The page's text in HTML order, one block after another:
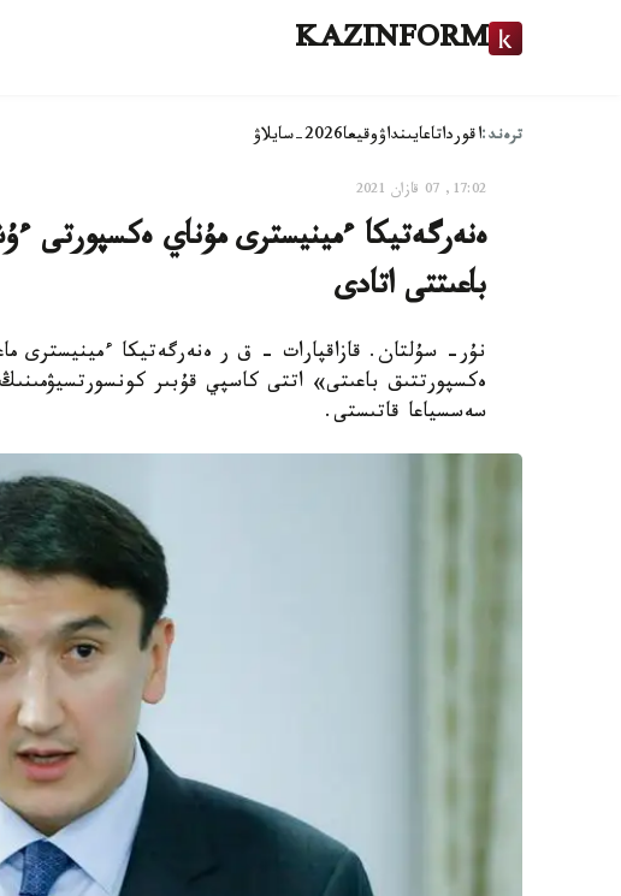
KAZINFORM
ترەند:اقورداتاعايىنداۋوقيعا2026-سايلاۋ
17:02, 07 قازان 2021
ەنەرگەتيكا ءمينيسترى مۇناي ەكسپورتى
باعىتتى اتادى
نۇر- سۇلتان. قازاقپارات – ق ر ەنەرگەتيكا ءمينيسترى
سەسسياعا قاتىستى.